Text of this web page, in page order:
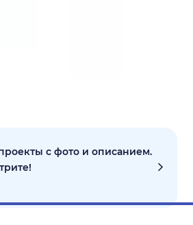
с фото и описанием.